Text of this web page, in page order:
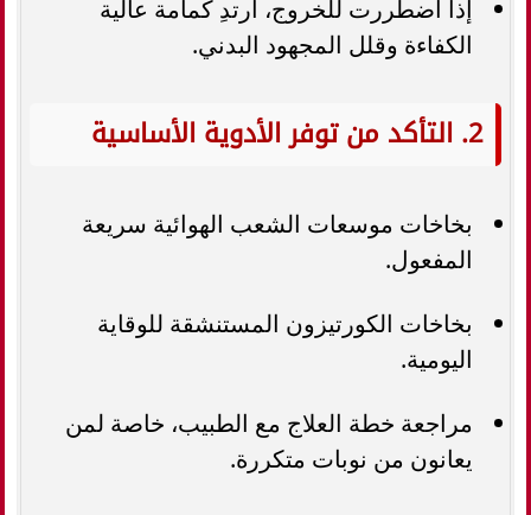
إذا اضطررت للخروج، ارتدِ كمامة عالية
الكفاءة وقلل المجهود البدني.
2. التأكد من توفر الأدوية الأساسية
بخاخات موسعات الشعب الهوائية سريعة
المفعول.
بخاخات الكورتيزون المستنشقة للوقاية
اليومية.
مراجعة خطة العلاج مع الطبيب، خاصة لمن
يعانون من نوبات متكررة.